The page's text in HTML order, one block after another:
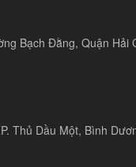
Bạch Đằng, Quận Hải
Thủ Dầu Một, Bình